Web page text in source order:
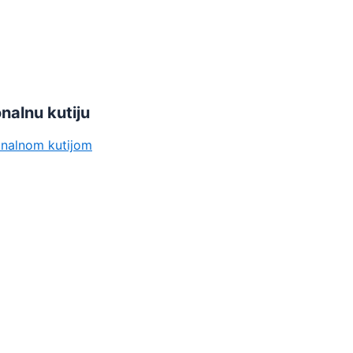
kutiju
kutijom